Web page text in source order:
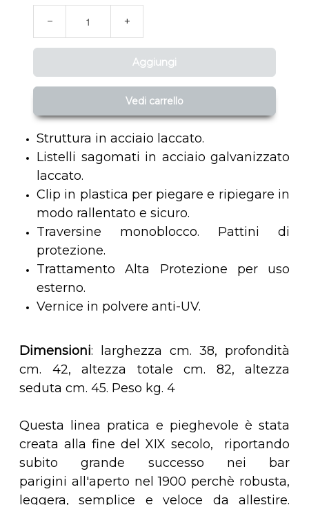
− +
Aggiungi
Vedi carrello
Struttura in acciaio laccato.
Listelli sagomati in acciaio galvanizzato
laccato.
Clip in plastica per piegare e ripiegare in
modo rallentato e sicuro.
Traversine monoblocco. Pattini di
protezione.
Trattamento Alta Protezione per uso
esterno.
Vernice in polvere anti-UV.
Dimensioni: larghezza cm. 38, profondità
cm. 42, altezza totale cm. 82, altezza
seduta cm. 45. Peso kg. 4
Questa linea pratica e pieghevole è stata
creata alla fine del XIX secolo, riportando
subito grande successo nei bar
parigini all'aperto nel 1900 perchè robusta,
leggera, semplice e veloce da allestire.